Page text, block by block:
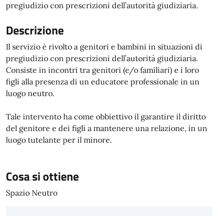
pregiudizio con prescrizioni dell’autorità giudiziaria.
Descrizione
Il servizio è rivolto a genitori e bambini in situazioni di
pregiudizio con prescrizioni dell’autorità giudiziaria.
Consiste in incontri tra genitori (e/o familiari) e i loro
figli alla presenza di un educatore professionale in un
luogo neutro.
Tale intervento ha come obbiettivo il garantire il diritto
del genitore e dei figli a mantenere una relazione, in un
luogo tutelante per il minore.
Cosa si ottiene
Spazio Neutro